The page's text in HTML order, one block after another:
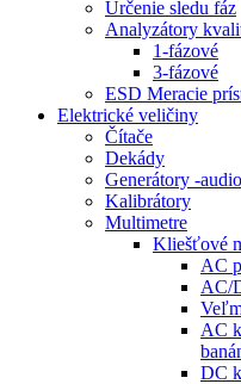
Určenie sledu fáz
Analyzátory
1-fázové
3-fázové
ESD Meracie
Elektrické veličiny
Čítače
Dekády
Generátory -
Kalibrátory
Multimetre
Kliešťové
AC
AC/
AC
DC